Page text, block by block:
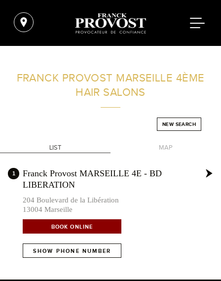
FRANCK PROVOST MARSEILLE 4ÈME
HAIR SALONS
NEW SEARCH
LIST MAP
+
1
Franck Provost MARSEILLE 4E - BD
LIBERATION
204 Boulevard de la Libération
13004 Marseille
BOOK ONLINE
SHOW PHONE NUMBER